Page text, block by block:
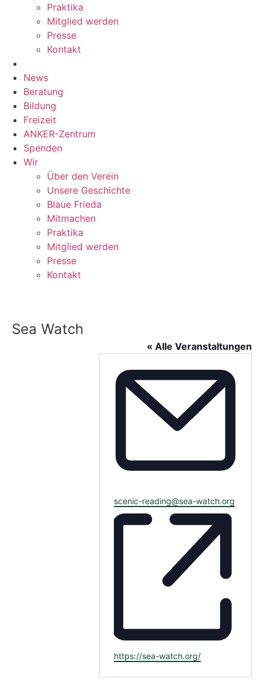
Praktika
Mitglied werden
Presse
Kontakt
News
Beratung
Bildung
Freizeit
ANKER-Zentrum
Spenden
Wir
Über den Verein
Unsere Geschichte
Blaue Frieda
Mitmachen
Praktika
Mitglied werden
Presse
Kontakt
Sea Watch
« Alle Veranstaltungen
Email
scenic-reading@sea-watch.org
Webseite
https://sea-watch.org/